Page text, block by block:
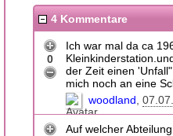
4 Kommentare
0
Ich war mal da ca
der Zeit einen
mich noch an eine
woodland
Auf welcher